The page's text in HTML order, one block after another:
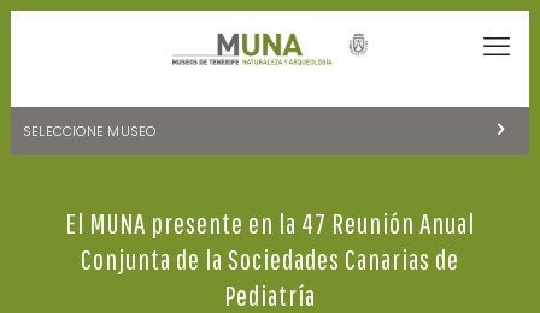
SELECCIONE MUSEO
NATURALEZA Y ARQUEOLOGÍA
LA CIENCIA Y EL COSMOS
El MUNA presente en la 47 Reunión Anual
Conjunta de la Sociedades Canarias de
Pediatría